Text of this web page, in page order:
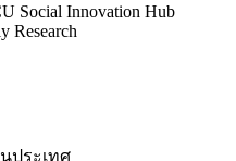
Social Innovation Hub
Research
ประเทศ